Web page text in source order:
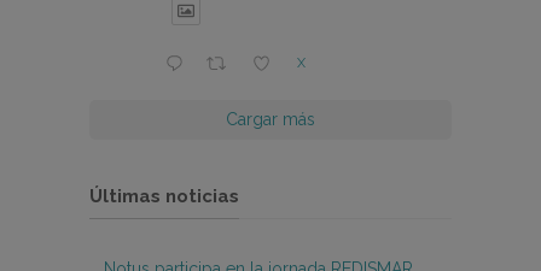
X
Cargar más
Últimas noticias